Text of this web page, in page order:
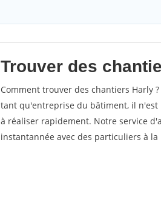
Trouver des
Comment trouver des chantiers Harly
tant qu'entreprise du bâtiment, il
à réaliser rapidement. Notre service
instantannée avec des particuliers à